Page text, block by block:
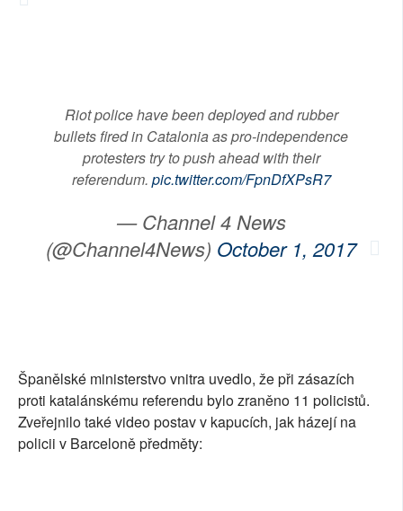
Riot police have been deployed and rubber
bullets fired in Catalonia as pro-independence
protesters try to push ahead with their
referendum. pic.twitter.com/FpnDfXPsR7
— Channel 4 News
(@Channel4News) October 1, 2017
Španělské ministerstvo vnitra uvedlo, že při zásazích
proti katalánskému referendu bylo zraněno 11 policistů.
Zveřejnilo také video postav v kapucích, jak házejí na
policii v Barceloně předměty: